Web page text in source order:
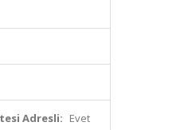
Adresli: Evet